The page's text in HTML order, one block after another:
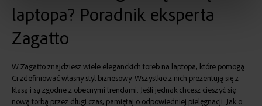
laptopa? Poradnik eksperta
Zagatto
W Zagatto znajdziesz wiele eleganckich toreb na laptopa, które pomogą
Ci zdefiniować własny styl biznesowy. Wszystkie z nich prezentują się z
klasą i są zgodne z obecnymi trendami. Jeśli jednak chcesz cieszyć się
nową torbą przez długi czas, pamiętaj o odpowiedniej pielęgnacji. Jak o